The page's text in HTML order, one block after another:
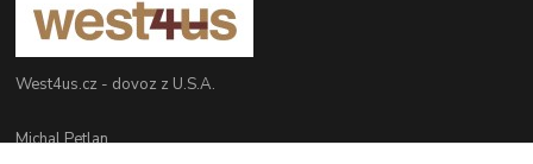
West4us.cz - dovoz z U.S.A.
Michal Petlan